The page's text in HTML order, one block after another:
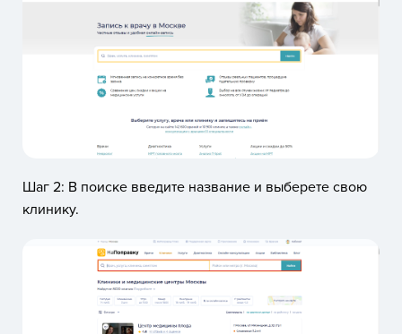
Шаг 2: В поиске введите название и выберете свою
клинику.